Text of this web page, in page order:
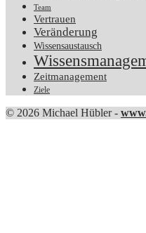
Team
Vertrauen
Veränderung
Wissensaustausch
Zeitmanagement
Ziele
© 2026 Michael Hübler -